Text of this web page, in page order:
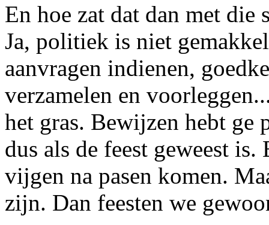
En hoe zat dat dan met die
Ja, politiek is niet
aanvragen indienen,
verzamelen en
het gras. Bewijzen hebt ge
dus als de feest geweest
vijgen na pasen komen.
zijn. Dan feesten we